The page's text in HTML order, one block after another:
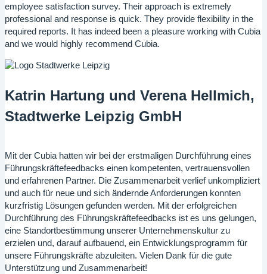
employee satisfaction survey. Their approach is extremely
professional and response is quick. They provide flexibility in the
required reports. It has indeed been a pleasure working with Cubia
and we would highly recommend Cubia.
Katrin Hartung und Verena Hellmich,
Stadtwerke Leipzig GmbH
Mit der Cubia hatten wir bei der erstmaligen Durchführung eines
Führungskräftefeedbacks einen kompetenten, vertrauensvollen
und erfahrenen Partner. Die Zusammenarbeit verlief unkompliziert
und auch für neue und sich ändernde Anforderungen konnten
kurzfristig Lösungen gefunden werden. Mit der erfolgreichen
Durchführung des Führungskräftefeedbacks ist es uns gelungen,
eine Standortbestimmung unserer Unternehmenskultur zu
erzielen und, darauf aufbauend, ein Entwicklungsprogramm für
unsere Führungskräfte abzuleiten. Vielen Dank für die gute
Unterstützung und Zusammenarbeit!